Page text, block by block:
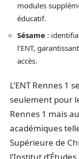
modules
éducatif.
Sésame :
l’ENT,
accès.
L’ENT Rennes 1
seulement pour
Rennes 1 mais
académiques
Supérieure de